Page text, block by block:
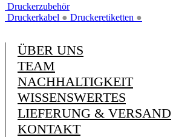
Druckerzubehör
Druckerkabel ● Druckeretiketten ●
ÜBER UNS
TEAM
NACHHALTIGKEIT
WISSENSWERTES
LIEFERUNG & VERSAND
KONTAKT